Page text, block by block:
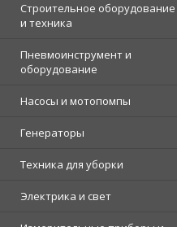
Строительное оборудование
и техника
Пневмоинструмент и
оборудование
Насосы и мотопомпы
Генераторы
Техника для уборки
Электрика и свет